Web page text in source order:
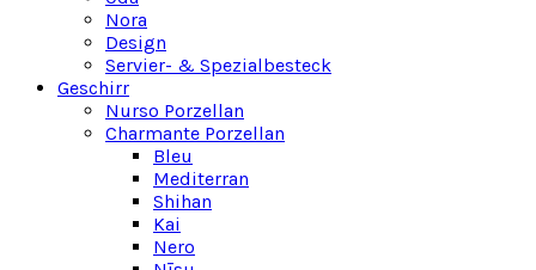
Nora
Design
Servier- & Spezialbesteck
Geschirr
Nurso Porzellan
Charmante Porzellan
Bleu
Mediterran
Shihan
Kai
Nero